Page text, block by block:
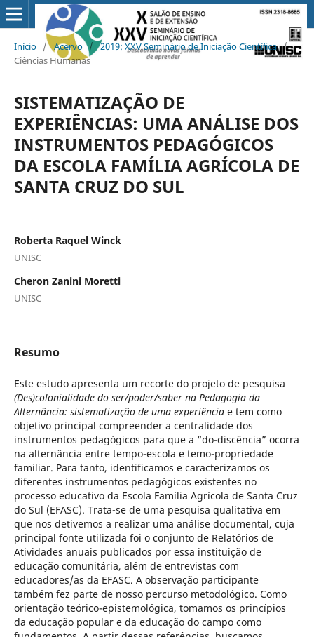
Início / Acervo / 2019: XXV Seminário de Iniciação Científica /
Ciências Humanas
SISTEMATIZAÇÃO DE
EXPERIÊNCIAS: UMA ANÁLISE DOS
INSTRUMENTOS PEDAGÓGICOS
DA ESCOLA FAMÍLIA AGRÍCOLA DE
SANTA CRUZ DO SUL
Roberta Raquel Winck
UNISC
Cheron Zanini Moretti
UNISC
Resumo
Este estudo apresenta um recorte do projeto de pesquisa
(Des)colonialidade do ser/poder/saber na Pedagogia da
Alternância: sistematização de uma experiência e tem como
objetivo principal compreender a centralidade dos
instrumentos pedagógicos para que a “do-discência” ocorra
na alternância entre tempo-escola e temo-propriedade
familiar. Para tanto, identificamos e caracterizamos os
diferentes instrumentos pedagógicos existentes no
processo educativo da Escola Família Agrícola de Santa Cruz
do Sul (EFASC). Trata-se de uma pesquisa qualitativa em
que nos detivemos a realizar uma análise documental, cuja
principal fonte utilizada foi o conjunto de Relatórios de
Atividades anuais publicados por essa instituição de
educação comunitária, além de entrevistas com
educadores/as da EFASC. A observação participante
também fez parte de nosso percurso metodológico. Como
orientação teórico-epistemológica, tomamos os princípios
da educação popular e da educação do campo como